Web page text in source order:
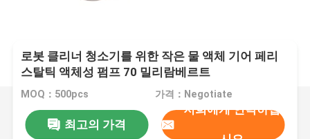
로봇 클리너 청소기를 위한 작은 물 액체 기어 페리
스탈틱 액체성 펌프 70 밀리람베르트
MOQ：500pcs 가격：Negotiate
최고의 가격
저희에게 연락하십